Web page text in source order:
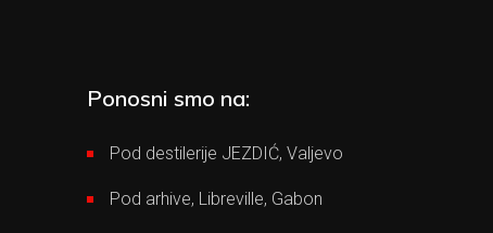
Ponosni smo na:
Pod destilerije JEZDIĆ, Valjevo
Pod arhive, Libreville, Gabon